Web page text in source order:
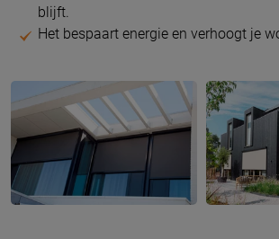
blijft.
Het bespaart energie en verhoogt je